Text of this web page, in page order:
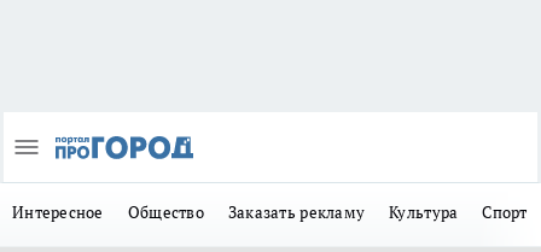
Интересное Общество Заказать рекламу Культура Спорт